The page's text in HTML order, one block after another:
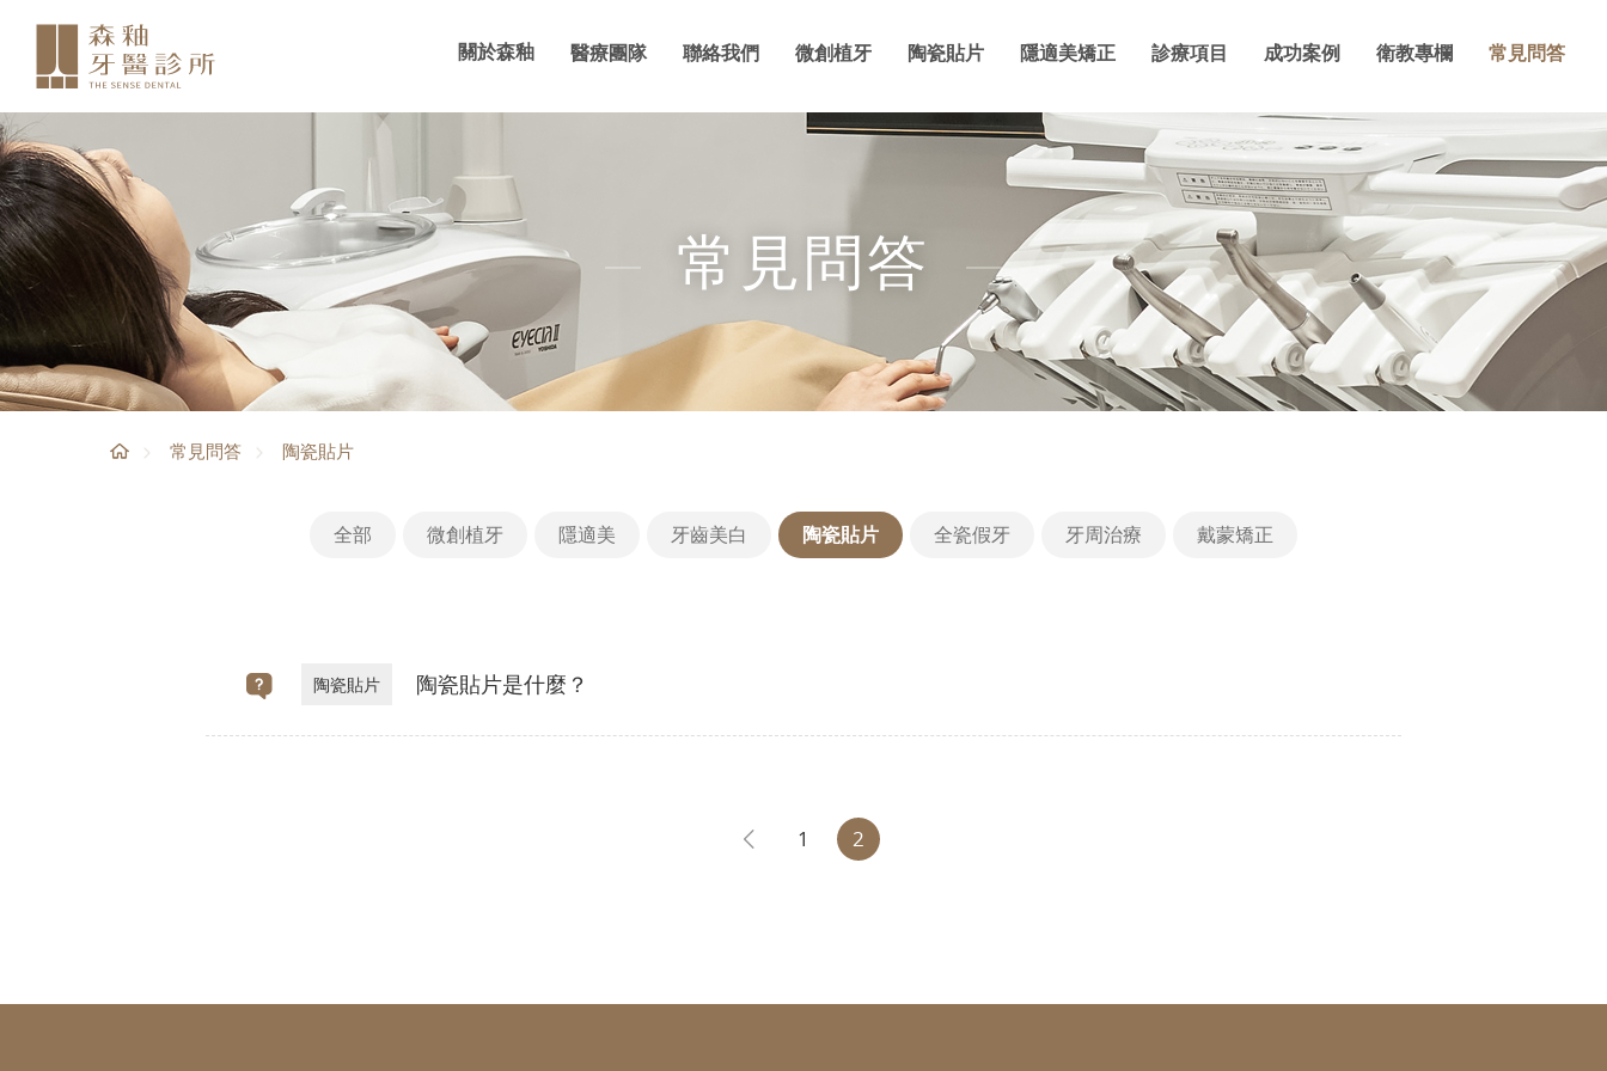
關於森釉 醫療團隊 聯絡我們 微創植牙 陶瓷貼片 隱適美矯正 診療項目 成功案例 衛教專欄 常見問答
常見問答
常見問答 陶瓷貼片
全部 微創植牙 隱適美 牙齒美白 陶瓷貼片 全瓷假牙 牙周治療 戴蒙矯正
陶瓷貼片 陶瓷貼片是什麼？
1 2